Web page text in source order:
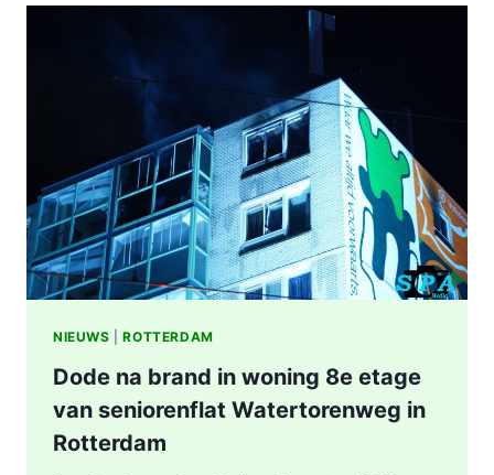
STEEKINCIDENT
KAREL
DOORMANSTRAAT
ROTTERDAM
NIEUWS |ROTTERDAM
Dode na brand in woning 8e etage
van seniorenflat Watertorenweg in
Rotterdam